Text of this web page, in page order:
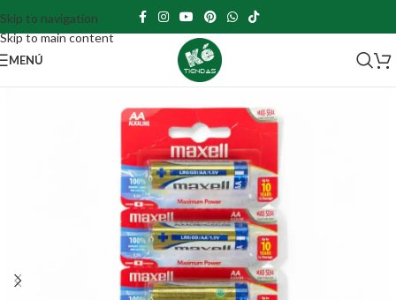
Skip to navigation
Skip to main content
MENÚ